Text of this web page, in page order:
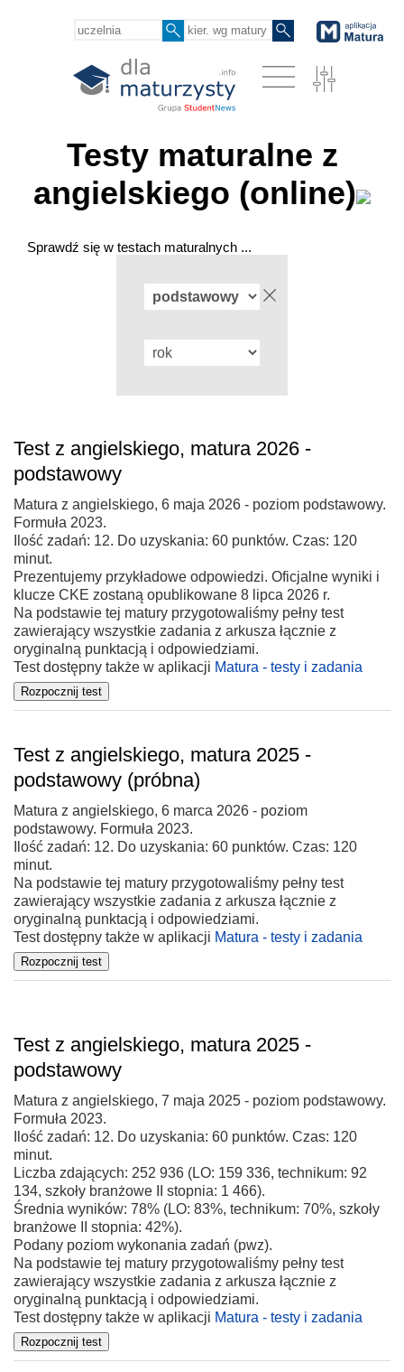
Testy maturalne z
angielskiego (online)
Sprawdź się w testach maturalnych ...
Test z angielskiego, matura 2026 -
podstawowy
Matura z angielskiego, 6 maja 2026 - poziom podstawowy.
Formuła 2023.
Ilość zadań: 12. Do uzyskania: 60 punktów. Czas: 120
minut.
Prezentujemy przykładowe odpowiedzi. Oficjalne wyniki i
klucze CKE zostaną opublikowane 8 lipca 2026 r.
Na podstawie tej matury przygotowaliśmy pełny test
zawierający wszystkie zadania z arkusza łącznie z
oryginalną punktacją i odpowiedziami.
Test dostępny także w aplikacji Matura - testy i zadania
Test z angielskiego, matura 2025 -
podstawowy (próbna)
Matura z angielskiego, 6 marca 2026 - poziom
podstawowy. Formuła 2023.
Ilość zadań: 12. Do uzyskania: 60 punktów. Czas: 120
minut.
Na podstawie tej matury przygotowaliśmy pełny test
zawierający wszystkie zadania z arkusza łącznie z
oryginalną punktacją i odpowiedziami.
Test dostępny także w aplikacji Matura - testy i zadania
Test z angielskiego, matura 2025 -
podstawowy
Matura z angielskiego, 7 maja 2025 - poziom podstawowy.
Formuła 2023.
Ilość zadań: 12. Do uzyskania: 60 punktów. Czas: 120
minut.
Liczba zdających: 252 936 (LO: 159 336, technikum: 92
134, szkoły branżowe II stopnia: 1 466).
Średnia wyników: 78% (LO: 83%, technikum: 70%, szkoły
branżowe II stopnia: 42%).
Podany poziom wykonania zadań (pwz).
Na podstawie tej matury przygotowaliśmy pełny test
zawierający wszystkie zadania z arkusza łącznie z
oryginalną punktacją i odpowiedziami.
Test dostępny także w aplikacji Matura - testy i zadania